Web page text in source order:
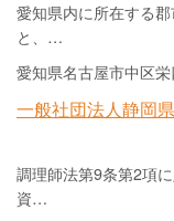
愛知県内に所在する
と、…
愛知県名古屋市中区
一般社団法人静岡
調理師法第9条第2項
資…